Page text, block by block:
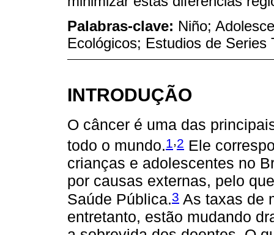
Palabras-clave: Niño;
Ecológicos; Estudios de Series
INTRODUÇÃO
O câncer é uma das
todo o mundo.1,2 Ele
crianças e adolescentes no
por causas externas, pelo
Saúde Pública.3 As taxas de
entretanto, estão mudando